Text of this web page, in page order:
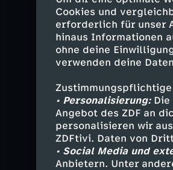
Cookies und
erforderlich für unser
hinaus Informationen
ohne deine
verwenden deine
• Personalisierung:Die
Angebot des ZDF an
personalisieren wir
ZDFtivi. Daten von
• Social Media und
Anbietern. Unter
Unternehmens
Handelsriese
Dass Bezos
daran hat er
Startkapital,
erhält,
Dass Amazon
Eltern,
damit seinen